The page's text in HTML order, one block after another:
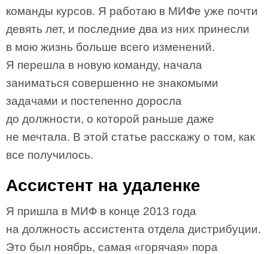
команды курсов. Я работаю в МИФе уже почти
девять лет, и последние два из них принесли
в мою жизнь больше всего изменений.
Я перешла в новую команду, начала
заниматься совершенно не знакомыми
задачами и постепенно доросла
до должности, о которой раньше даже
не мечтала. В этой статье расскажу о том, как
все получилось.
Ассистент на удаленке
Я пришла в МИФ в конце 2013 года
на должность ассистента отдела дистрибуции.
Это был ноябрь, самая «горячая» пора